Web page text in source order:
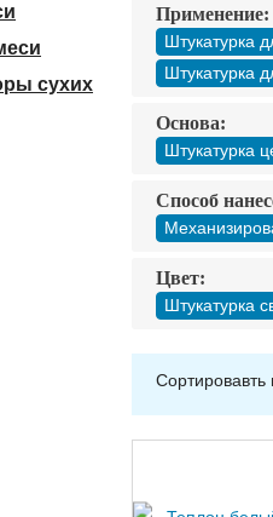
сухих
Применение:
Штукатурка
Штукатурка
Основа:
Штукатурка
Способ
Цвет:
Штукатурка
Сортировавть